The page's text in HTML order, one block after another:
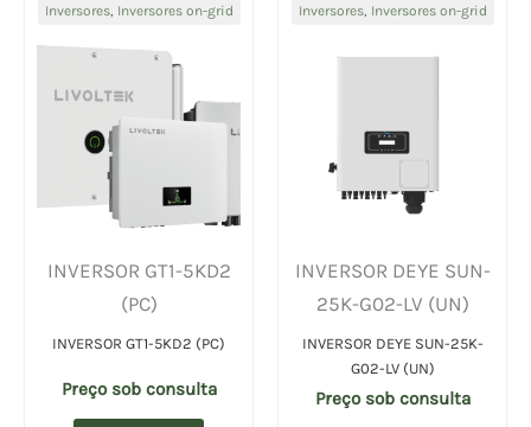
Inversores, Inversores on-grid
INVERSOR GT1-5KD2
(PC)
INVERSOR GT1-5KD2 (PC)
Preço sob consulta
Inversores, Inversores on-grid
INVERSOR DEYE SUN-
25K-G02-LV (UN)
INVERSOR DEYE SUN-25K-
G02-LV (UN)
Preço sob consulta